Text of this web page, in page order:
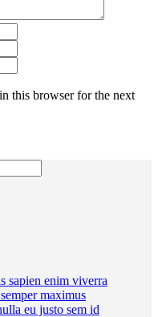
this browser for the next
sapien enim viverra
maximus
eu justo sem id